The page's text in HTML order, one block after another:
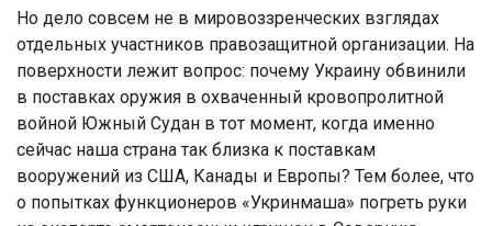
Но дело совсем не в мировоззренческих взглядах
отдельных участников правозащитной организации. На
поверхности лежит вопрос: почему Украину обвинили
в поставках оружия в охваченный кровопролитной
войной Южный Судан в тот момент, когда именно
сейчас наша страна так близка к поставкам
вооружений из США, Канады и Европы? Тем более, что
о попытках функционеров «Укринмаша» погреть руки